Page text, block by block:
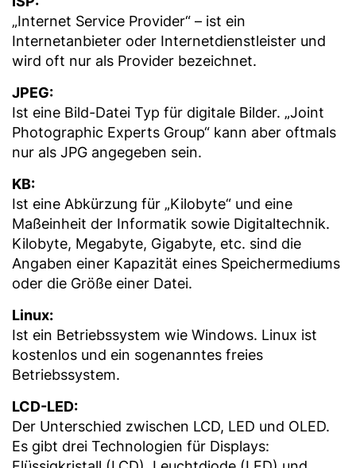
„Internet Service Provider“ – ist ein
Internetanbieter oder Internetdienstleister und
wird oft nur als Provider bezeichnet.
JPEG:
Ist eine Bild-Datei Typ für digitale Bilder. „Joint
Photographic Experts Group“ kann aber oftmals
nur als JPG angegeben sein.
KB:
Ist eine Abkürzung für „Kilobyte“ und eine
Maßeinheit der Informatik sowie Digitaltechnik.
Kilobyte, Megabyte, Gigabyte, etc. sind die
Angaben einer Kapazität eines Speichermediums
oder die Größe einer Datei.
Linux:
Ist ein Betriebssystem wie Windows. Linux ist
kostenlos und ein sogenanntes freies
Betriebssystem.
LCD-LED:
Der Unterschied zwischen LCD, LED und OLED.
Es gibt drei Technologien für Displays: